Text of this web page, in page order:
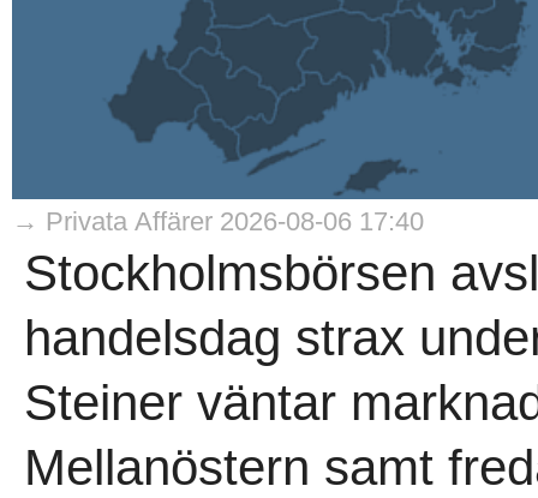
→ Privata Affärer 2026-08-06 17:40
Stockholmsbörsen
handelsdag strax
Steiner väntar
Mellanöstern samt